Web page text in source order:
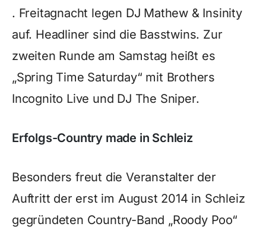
. Freitagnacht legen DJ Mathew & Insinity
auf. Headliner sind die Basstwins. Zur
zweiten Runde am Samstag heißt es
„Spring Time Saturday“ mit Brothers
Incognito Live und DJ The Sniper.
Erfolgs-Country made in Schleiz
Besonders freut die Veranstalter der
Auftritt der erst im August 2014 in Schleiz
gegründeten Country-Band „Roody Poo“